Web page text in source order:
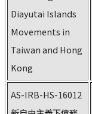
Diayutai Islands
Movements in
Taiwan and Hong
Kong
AS-IRB-HS-16012